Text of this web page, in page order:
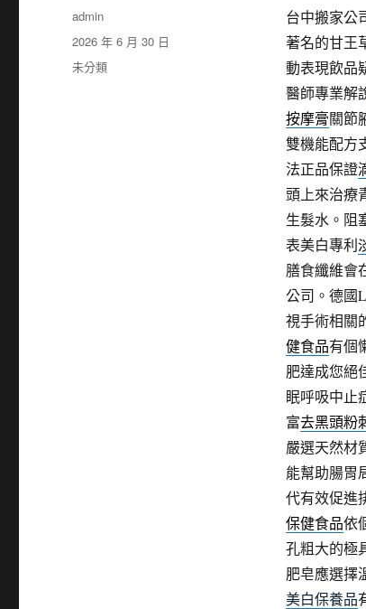
台中搬家公
著名的甘王
動表現飲品
醫師專業解
按摩膏關節
雙機能配方
法正品保證
頭上來治療
生髮水。阻
表美白專利
膳食纖維會
公司。德國
視手術相關
健食品有個
肥達成您絕
眠呼吸中止
富去黑頭粉
嚴選天然材
能幫助腸胃
代有效促進
保健食品依
孔粗大的極
肥皂應選擇
美白保養品
作
者
admin
發
佈
日
2026 年 6 月 30 日
分
未分類